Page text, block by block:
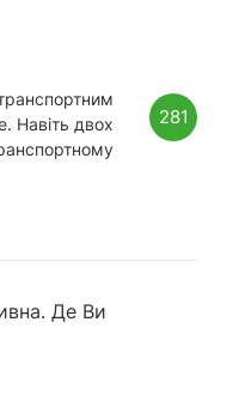
Навіть двох
281
Де Ви